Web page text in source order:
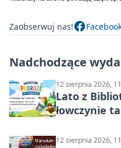
Zaobserwuj nas!
Nadchodzące
12 sierpnia 2026,
Lato z
łowczynie
12 sierpnia 2026,